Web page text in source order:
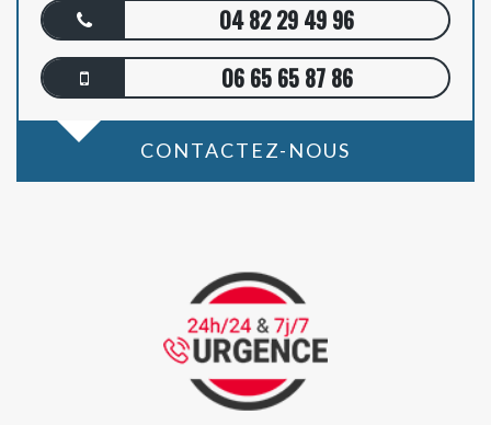
04 82 29 49 96
06 65 65 87 86
CONTACTEZ-NOUS